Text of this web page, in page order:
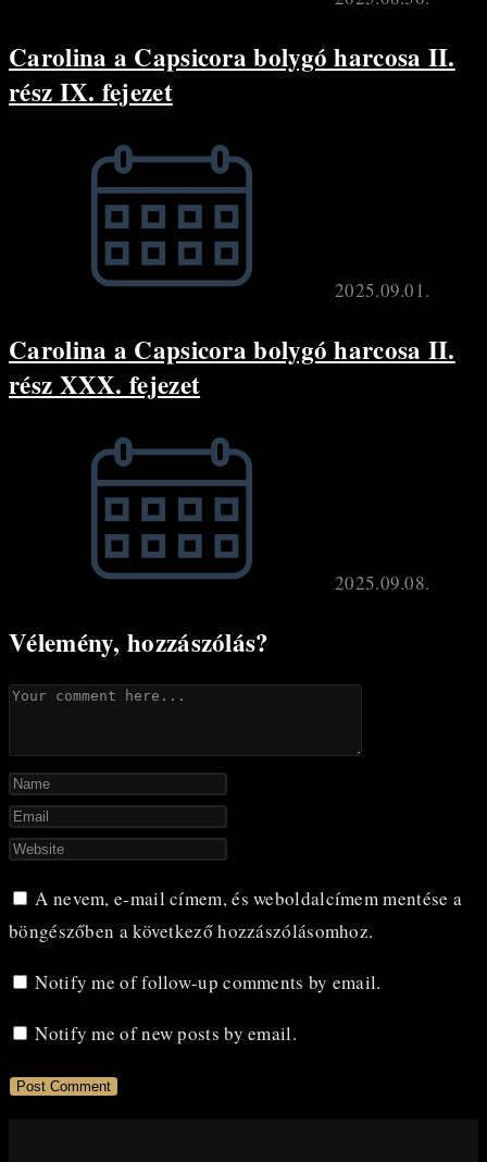
Carolina a Capsicora bolygó harcosa II.
rész IX. fejezet
2025.09.01.
Carolina a Capsicora bolygó harcosa II.
rész XXX. fejezet
2025.09.08.
Vélemény, hozzászólás?
Comment
Enter
your
name
username
to
comment
Enter
your
address
to
comment
Enter
website
URL
(optional)
A nevem, e-mail címem, és weboldalcímem mentése a
böngészőben a következő hozzászólásomhoz.
Notify me of follow-up comments by email.
Notify me of new posts by email.